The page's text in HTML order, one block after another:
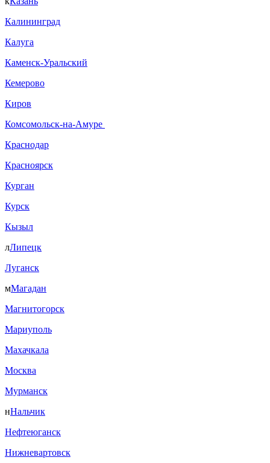
Калининград
Калуга
Каменск-Уральский
Кемерово
Киров
Комсомольск-на-Амуре
Краснодар
Красноярск
Курган
Курск
Кызыл
лЛипецк
Луганск
мМагадан
Магнитогорск
Мариуполь
Махачкала
Москва
Мурманск
нНальчик
Нефтеюганск
Нижневартовск